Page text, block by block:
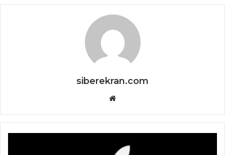
siberekran.com
Website